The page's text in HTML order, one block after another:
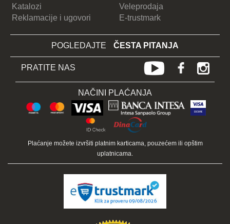
Katalozi
Veleprodaja
Reklamacije i ugovori
E-trustmark
POGLEDAJTE ČESTA PITANJA
PRATITE NAS
NAČINI PLAĆANJA
Plaćanje možete izvršiti platnim karticama, pouzećem ili opštim
uplatnicama.